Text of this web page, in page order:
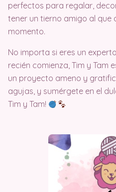
perfectos para regalar,
tener un tierno amigo al que
momento.
No importa si eres un
recién comienza, Tim y Tam
un proyecto ameno y
agujas, y sumérgete en el
Tim y Tam!